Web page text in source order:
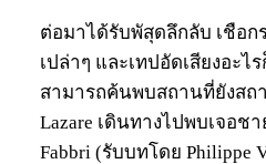
ต่อมาได้รับพัสุดลึกลับ เชือก
เปล่าๆ และเทปอัดเสียงอะไ
สามารถค้นพบสถานที่ยังสถา
Lazare เดินทางไปพบเจอช
Fabbri (รับบทโดย Philippe